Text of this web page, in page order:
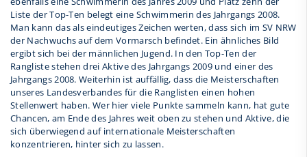
Liste der Top-Ten belegt eine Schwimmerin des Jahrgangs 2008.
Man kann das als eindeutiges Zeichen werten, dass sich im SV NRW
der Nachwuchs auf dem Vormarsch befindet. Ein ähnliches Bild
ergibt sich bei der männlichen Jugend. In den Top-Ten der
Rangliste stehen drei Aktive des Jahrgangs 2009 und einer des
Jahrgangs 2008. Weiterhin ist auffällig, dass die Meisterschaften
unseres Landesverbandes für die Ranglisten einen hohen
Stellenwert haben. Wer hier viele Punkte sammeln kann, hat gute
Chancen, am Ende des Jahres weit oben zu stehen und Aktive, die
sich überwiegend auf internationale Meisterschaften
konzentrieren, hinter sich zu lassen.